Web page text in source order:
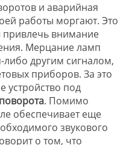
и аварийная
работы моргают. Это
привлечь внимание
Мерцание ламп
либо другим сигналом,
приборов. За это
устройство под
. Помимо
обеспечивает еще
звукового
о том, что